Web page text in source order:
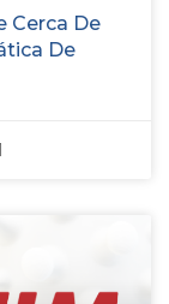
Cerca De
De